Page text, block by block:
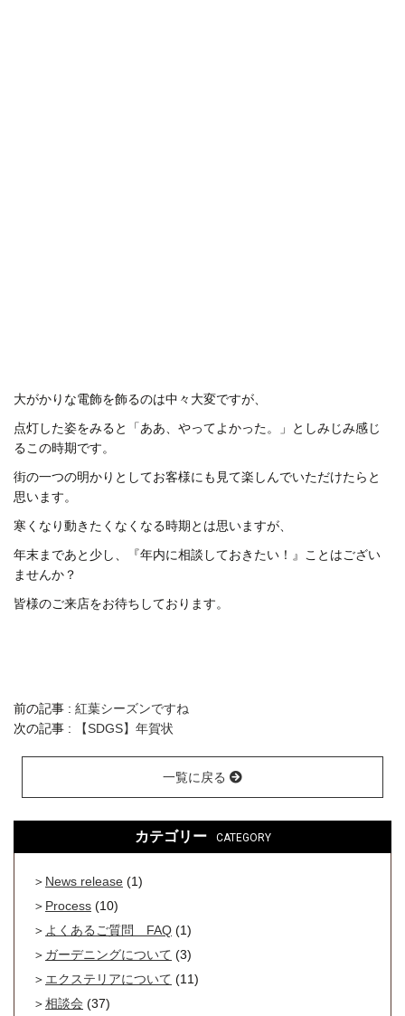
大がかりな電飾を飾るのは中々大変ですが、
点灯した姿をみると「ああ、やってよかった。」としみじみ感じ
るこの時期です。
街の一つの明かりとしてお客様にも見て楽しんでいただけたらと
思います。
寒くなり動きたくなくなる時期とは思いますが、
年末まであと少し、『年内に相談しておきたい！』ことはござい
ませんか？
皆様のご来店をお待ちしております。
前の記事 : 紅葉シーズンですね
次の記事 :
【SDGS】年賀状
一覧に戻る
カテゴリー CATEGORY
News release (1)
Process (10)
よくあるご質問 FAQ (1)
ガーデニングについて (3)
エクステリアについて (11)
相談会 (37)